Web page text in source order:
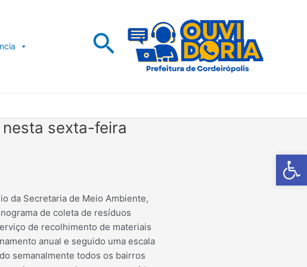
Barra de
Pesquisar
sexta-feira
da Secretaria de Meio Ambiente,
de coleta de resíduos
de recolhimento de materiais
anual e seguido uma escala
semanalmente todos os bairros